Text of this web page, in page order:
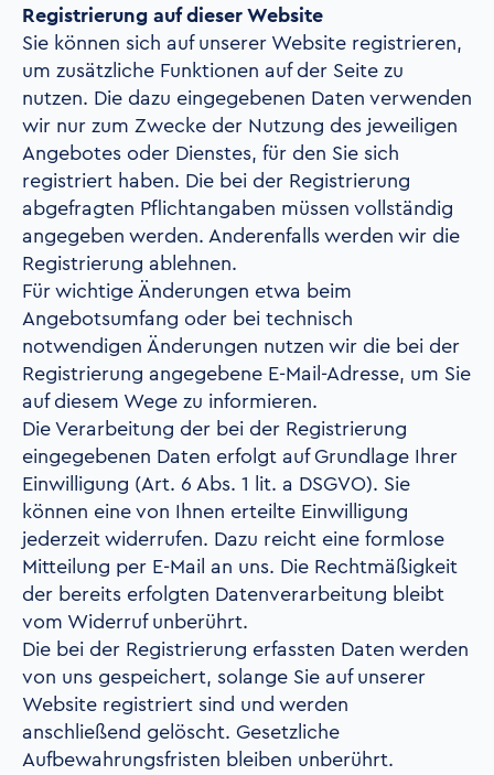
Registrierung auf dieser Website
Sie können sich auf unserer Website registrieren,
um zusätzliche Funktionen auf der Seite zu
nutzen. Die dazu eingegebenen Daten verwenden
wir nur zum Zwecke der Nutzung des jeweiligen
Angebotes oder Dienstes, für den Sie sich
registriert haben. Die bei der Registrierung
abgefragten Pflichtangaben müssen vollständig
angegeben werden. Anderenfalls werden wir die
Registrierung ablehnen.
Für wichtige Änderungen etwa beim
Angebotsumfang oder bei technisch
notwendigen Änderungen nutzen wir die bei der
Registrierung angegebene E-Mail-Adresse, um Sie
auf diesem Wege zu informieren.
Die Verarbeitung der bei der Registrierung
eingegebenen Daten erfolgt auf Grundlage Ihrer
Einwilligung (Art. 6 Abs. 1 lit. a DSGVO). Sie
können eine von Ihnen erteilte Einwilligung
jederzeit widerrufen. Dazu reicht eine formlose
Mitteilung per E-Mail an uns. Die Rechtmäßigkeit
der bereits erfolgten Datenverarbeitung bleibt
vom Widerruf unberührt.
Die bei der Registrierung erfassten Daten werden
von uns gespeichert, solange Sie auf unserer
Website registriert sind und werden
anschließend gelöscht. Gesetzliche
Aufbewahrungsfristen bleiben unberührt.